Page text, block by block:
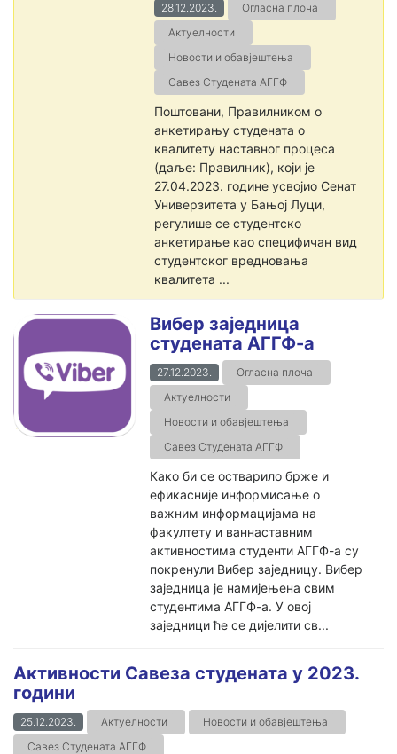
28.12.2023.
Огласна плоча
Актуелности
Новости и обавјештења
Савез Студената АГГФ
Поштовани, Правилником о
анкетирању студената о
квалитету наставног процеса
(даље: Правилник), који је
27.04.2023. године усвојио Сенат
Универзитета у Бањој Луци,
регулише се студентско
анкетирање као специфичан вид
студентског вредновања
квалитета ...
Вибер заједница
студената АГГФ-а
27.12.2023.
Огласна плоча
Актуелности
Новости и обавјештења
Савез Студената АГГФ
Како би се остварило брже и
ефикасније информисање о
важним информацијама на
факултету и ваннаставним
активностима студенти АГГФ-а су
покренули Вибер заједницу. Вибер
заједница је намијењена свим
студентима АГГФ-а. У овој
заједници ће се дијелити св...
Активности Савеза студената у 2023.
години
25.12.2023. Актуелности
Новости и обавјештења
Савез Студената АГГФ